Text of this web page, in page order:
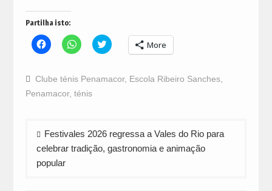
Partilha isto:
Click
to
Facebook
(Opens
new
Click
to
WhatsApp
(Opens
in
new
Click
to
Twitter
(Opens
More
Clube ténis Penamacor, Escola Ribeiro Sanches,
Penamacor, ténis
Navegação
de
artigos
Festivales 2026 regressa a Vales do Rio para
celebrar tradição, gastronomia e animação
popular